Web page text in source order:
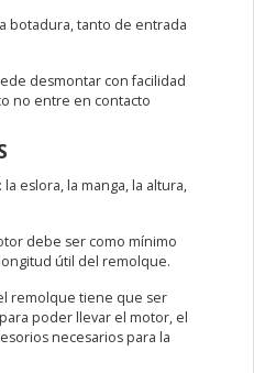
botadura, tanto de entrada
desmontar con facilidad
no entre en contacto
eslora, la manga, la altura,
debe ser como mínimo
útil del remolque.
remolque tiene que ser
poder llevar el motor, el
necesarios para la